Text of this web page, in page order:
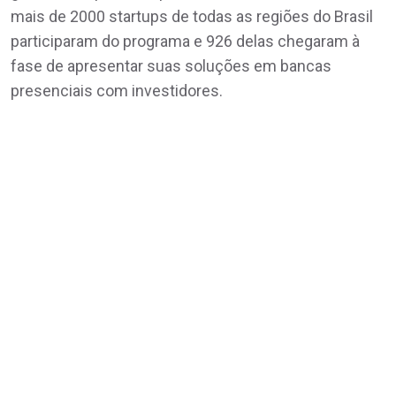
mais de 2000 startups de todas as regiões do Brasil
participaram do programa e 926 delas chegaram à
fase de apresentar suas soluções em bancas
presenciais com investidores.